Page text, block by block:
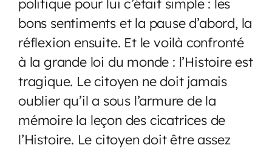
bons sentiments et la pause d’abord, la
réflexion ensuite. Et le voilà confronté
à la grande loi du monde : l’Histoire est
tragique. Le citoyen ne doit jamais
oublier qu’il a sous l’armure de la
mémoire la leçon des cicatrices de
l’Histoire. Le citoyen doit être assez